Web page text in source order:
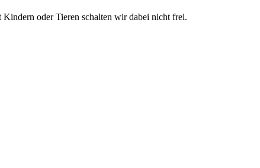
Kindern oder Tieren schalten wir dabei nicht frei.